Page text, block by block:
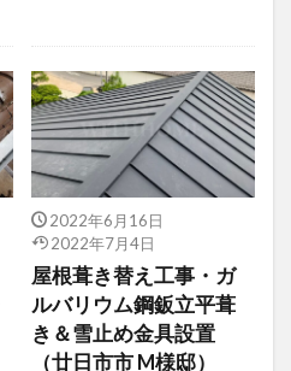
2022年6月16日
2022年7月4日
屋根葺き替え工事・ガ
ルバリウム鋼鈑立平葺
き＆雪止め金具設置
（廿日市市 M様邸）